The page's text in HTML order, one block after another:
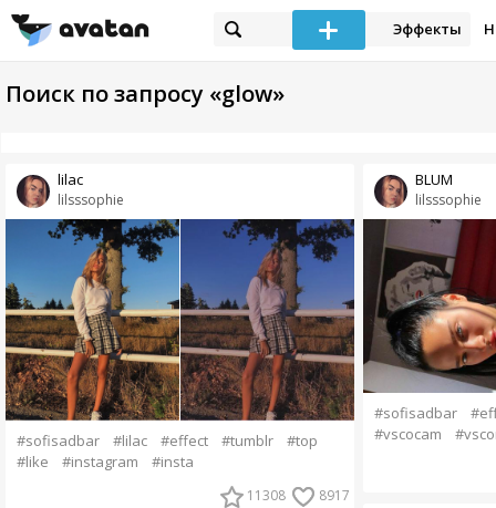
Эффекты
Поиск по запросу «glow»
lilsssophie
lilac
#sofisadbar #lilac #effect #tumblr
#top
#like
#instagram #insta
11308 8917
lilsssophie
BLUM
#sofisadbar
#vscocam